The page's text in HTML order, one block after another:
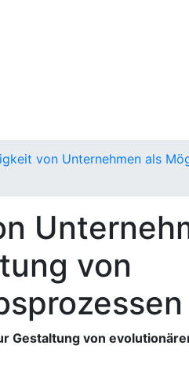
von Unternehmen als
von
Gestaltung von